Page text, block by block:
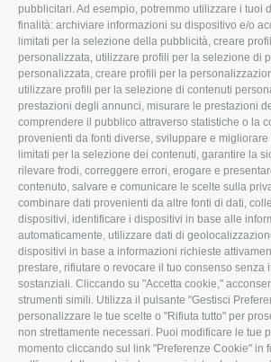
pubblicitari. Ad esempio, potremmo utilizzare i tuoi
finalità: archiviare informazioni su dispositivo e/o
limitati per la selezione della pubblicità, creare
personalizzata, utilizzare profili per la selezione di
personalizzata, creare profili per la
utilizzare profili per la selezione di contenuti
prestazioni degli annunci, misurare le prestazioni
comprendere il pubblico attraverso statistiche o la
provenienti da fonti diverse, sviluppare e
limitati per la selezione dei contenuti, garantire la
rilevare frodi, correggere errori, erogare e
contenuto, salvare e comunicare le scelte sulla
combinare dati provenienti da altre fonti di dati,
dispositivi, identificare i dispositivi in base alle
automaticamente, utilizzare dati di
dispositivi in base a informazioni richieste
prestare, rifiutare o revocare il tuo consenso senza
sostanziali. Cliccando su "Accetta cookie,"
strumenti simili. Utilizza il pulsante "Gestisci
personalizzare le tue scelte o "Rifiuta tutto" per
non strettamente necessari. Puoi modificare le tue
momento cliccando sul link "Preferenze Cookie" in
L'Associazione
Missione e Progetto
Organigramma aziendale
I Nostri Servizi
Uffici della Sede
provinciale
Le Sedi di Zona
Agricoltori S.r.l.
Whistleblowing
Confagricoltura Rovigo e
Agricoltori srl
Fiscale
Lavoro
ATTIVA
Eventi
Video